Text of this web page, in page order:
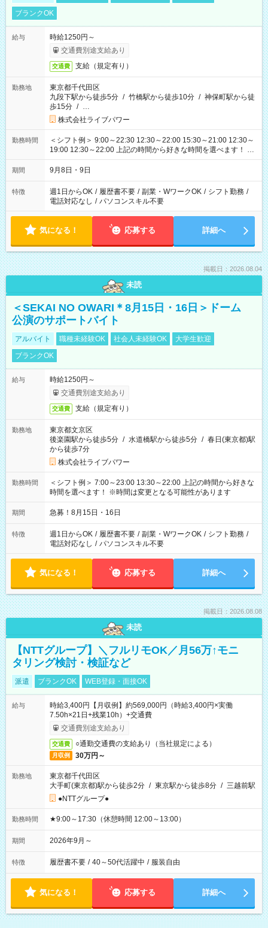
ブランクOK
給与
時給1250円～
交通費別途支給あり
交通費 支給（規定有り）
勤務地
東京都千代田区
九段下駅から徒歩5分 / 竹橋駅から徒歩10分 / 神保町駅から徒
歩15分 / …
株式会社ライブパワー
勤務時間
＜シフト例＞ 9:00～22:30 12:30～22:00 15:30～21:00 12:30～
19:00 12:30～22:00 上記の時間から好きな時間を選べます！ ※
時間は変更となる可能性があります
期間 9月8日・9日
特徴 週1日からOK / 履歴書不要 / 副業・WワークOK / シフト勤務 /
電話対応なし / パソコンスキル不要
気になる！ 応募する 詳細へ
掲載日：2026.08.04
未読
＜SEKAI NO OWARI＊8月15日・16日＞ドーム
公演のサポートバイト
アルバイト 職種未経験OK 社会人未経験OK
大学生歓迎
ブランクOK
給与
時給1250円～
交通費別途支給あり
交通費 支給（規定有り）
勤務地
東京都文京区
後楽園駅から徒歩5分 / 水道橋駅から徒歩5分 / 春日(東京都)駅
から徒歩7分
株式会社ライブパワー
勤務時間
＜シフト例＞ 7:00～23:00 13:30～22:00 上記の時間から好きな
時間を選べます！ ※時間は変更となる可能性があります
期間 急募！8月15日・16日
特徴 週1日からOK / 履歴書不要 / 副業・WワークOK / シフト勤務 /
電話対応なし / パソコンスキル不要
気になる！ 応募する 詳細へ
掲載日：2026.08.08
未読
【NTTグループ】＼フルリモOK／月56万↑モニ
タリング検討・検証など
派遣 ブランクOK WEB登録・面接OK
給与
時給3,400円【月収例】約569,000円（時給3,400円×実働
7.50h×21日+残業10h）+交通費
交通費別途支給あり
交通費 ○通勤交通費の支給あり（当社規定による）
月収例 30万円～
勤務地
東京都千代田区
大手町(東京都)駅から徒歩2分 / 東京駅から徒歩8分 / 三越前駅
●NTTグループ●
勤務時間 ★9:00～17:30（休憩時間 12:00～13:00）
期間 2026年9月～
特徴 履歴書不要 / 40～50代活躍中 / 服装自由
気になる！ 応募する 詳細へ